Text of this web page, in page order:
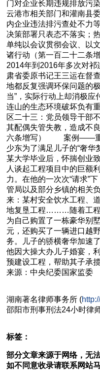
门对企业长期违规排放污
云港市相关部门和灌南县
内企业违法排污查处不
决策部署只表态不落实；
单纯以会议贯彻会议、以
诸行动（第一百二十二
2014年到2016年多次对
肃省委原书记王三运在督
地都反复强调环保问题的
当”，实际行动上却消极
连山的生态环境破坏
区二十三：党员领导干部
其配偶失管失教，造成不
六条增写） 案例——重
少东为了满足儿子的“奢华
某大学毕业后，怀揣创业
人谈起工程项目中的巨额
力。在他的一次次“请求”
管局以及部分乡镇的相关
来：某村安全饮水工程、
地复垦工程………随着工程
为自己购置了一栋豪华别
元，还购买了一辆进口越
务。儿子的骄横奢华加速
他因大操大办儿子婚宴，
预建设工程，帮助其子
来源：中央纪委国家监委
湖南著名律师事务所 (
邵阳市刑事刑法24小时律
标签：
部分文章来源于网络，无
如不同意收录请联系网站